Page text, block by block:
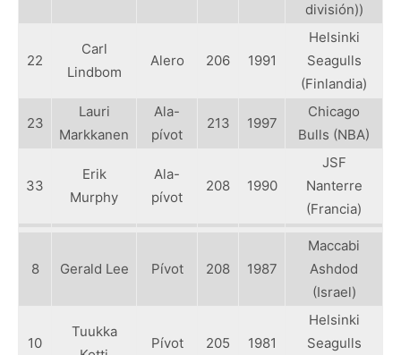
división))
22
Carl
Lindbom
Alero 206 1991
Helsinki
Seagulls
(Finlandia)
23
Lauri
Markkanen
Ala-
pívot
213 1997
Chicago
Bulls (NBA)
33
Erik
Murphy
Ala-
pívot
208 1990
JSF
Nanterre
(Francia)
8 Gerald Lee Pívot 208 1987
Maccabi
Ashdod
(Israel)
10
Tuukka
Pívot 205 1981
Helsinki
Seagulls